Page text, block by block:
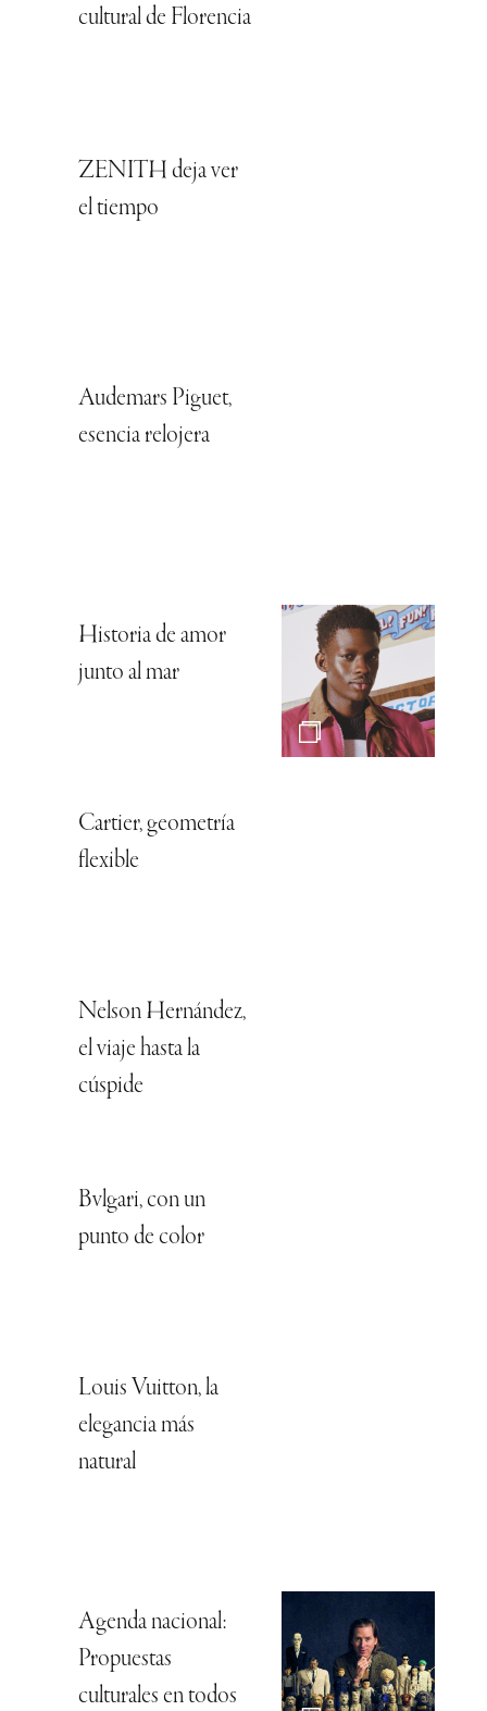
cultural de Florencia
ZENITH deja ver
el tiempo
Audemars Piguet,
esencia relojera
Historia de amor
junto al mar
Cartier, geometría
flexible
Nelson Hernández,
el viaje hasta la
cúspide
Bvlgari, con un
punto de color
Louis Vuitton, la
elegancia más
natural
Agenda nacional:
Propuestas
culturales en todos